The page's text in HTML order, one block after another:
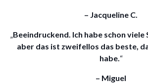
– Jacqueline C.
Beeindruckend. Ich habe schon viele
aber das ist zweifellos das beste,
habe. “
– Miguel